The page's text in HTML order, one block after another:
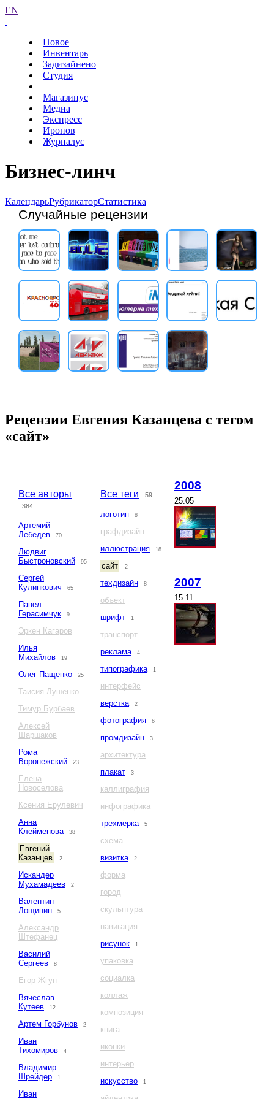
EN
Новое
Инвентарь
Задизайнено
Студия
Магазинус
Медиа
Экспресс
Иронов
Журналус
Бизнес-линч
КалендарьРубрикаторСтатистика
Случайные рецензии
Рецензии Евгения Казанцева с тегом
«сайт»
Все авторы
384
Артемий
Лебедев
70
Людвиг
Быстроновский
95
Сергей
Кулинкович
65
Павел
Герасимчук
9
Эркен Кагаров
Илья
Михайлов
19
Олег Пащенко 25
Таисия Лушенко
Тимур Бурбаев
Алексей
Шаршаков
Рома
Воронежский
23
Елена
Новоселова
Ксения Ерулевич
Анна
Клейменова
38
Евгений
Казанцев
2
Искандер
Мухамадеев
2
Валентин
Лощинин
5
Александр
Штефанец
Василий
Сергеев
8
Егор Жгун
Вячеслав
Кутеев
12
Артем Горбунов 2
Иван
Тихомиров
4
Владимир
Шрейдер
1
Иван
Все теги 59
логотип 8
графдизайн
иллюстрация
18
сайт 2
техдизайн 8
объект
шрифт
1
транспорт
реклама
4
типографика 1
интерфейс
верстка
2
фотография 6
промдизайн 3
архитектура
плакат
3
каллиграфия
инфографика
трехмерка
5
схема
визитка
2
форма
город
скульптура
навигация
рисунок
1
упаковка
социалка
коллаж
композиция
книга
иконки
интерьер
искусство
1
2008
25.05
2007
15.11